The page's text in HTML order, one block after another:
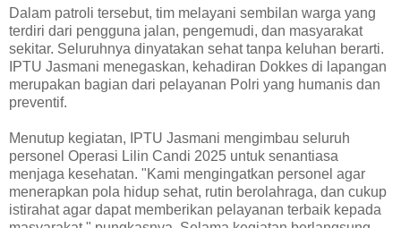
Dalam patroli tersebut, tim melayani sembilan warga yang
terdiri dari pengguna jalan, pengemudi, dan masyarakat
sekitar. Seluruhnya dinyatakan sehat tanpa keluhan berarti.
IPTU Jasmani menegaskan, kehadiran Dokkes di lapangan
merupakan bagian dari pelayanan Polri yang humanis dan
preventif.
Menutup kegiatan, IPTU Jasmani mengimbau seluruh
personel Operasi Lilin Candi 2025 untuk senantiasa
menjaga kesehatan. "Kami mengingatkan personel agar
menerapkan pola hidup sehat, rutin berolahraga, dan cukup
istirahat agar dapat memberikan pelayanan terbaik kepada